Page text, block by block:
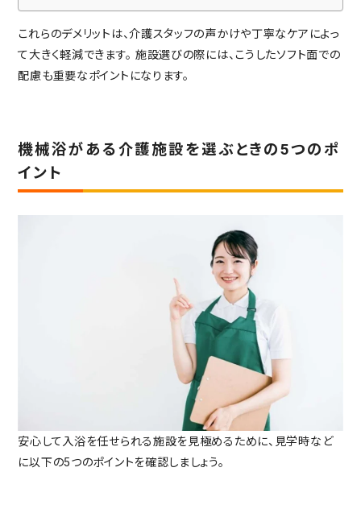
これらのデメリットは、介護スタッフの声かけや丁寧なケアによっ
て大きく軽減できます。 施設選びの際には、こうしたソフト面での
配慮も重要なポイントになります。
機械浴がある介護施設を選ぶときの5つのポ
イント
安心して入浴を任せられる施設を見極めるために、見学時など
に以下の5つのポイントを確認しましょう。